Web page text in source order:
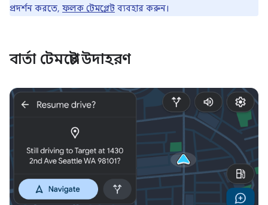
প্রদর্শন করতে, ফলক টেমপ্লেট ব্যবহার করুন।
বার্তা টেমপ্লেট উদাহরণ